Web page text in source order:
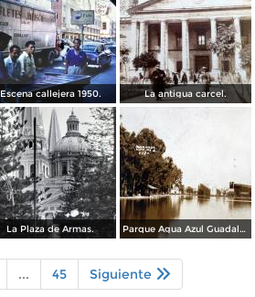
Escena callejera 1950. La antigua carcel.
La Plaza de Armas. Parque Agua Azul Guadalajara, Jalisco.
... 45 Siguiente